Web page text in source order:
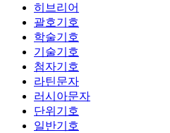
히브리어
괄호기호
학술기호
기술기호
첨자기호
라틴문자
러시아문자
단위기호
일반기호